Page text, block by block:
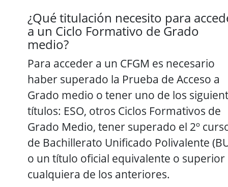
¿Qué titulación necesito para
a un Ciclo Formativo de Grado
medio?
Para acceder a un CFGM es necesario
haber superado la Prueba de Acceso a
Grado medio o tener uno de los
títulos: ESO, otros Ciclos Formativos de
Grado Medio, tener superado el 2º
de Bachillerato Unificado Polivalente
o un título oficial equivalente o superior
cualquiera de los anteriores.